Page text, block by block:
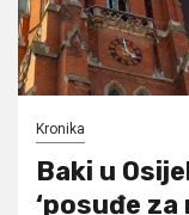
Kronika
Baki u
‘posuđe